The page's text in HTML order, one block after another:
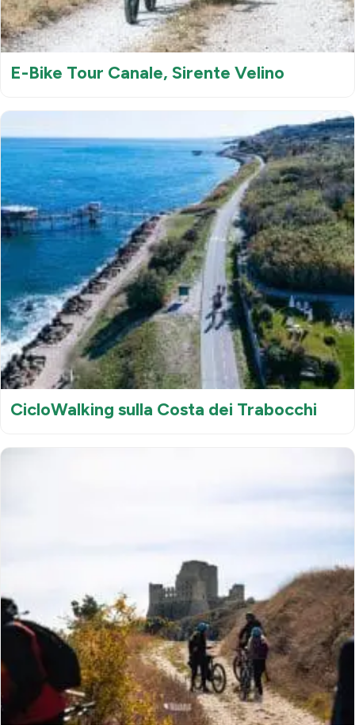
E-Bike Tour Canale, Sirente Velino
CicloWalking sulla Costa dei Trabocchi